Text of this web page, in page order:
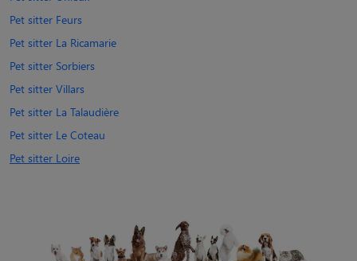
Pet sitter Feurs
Pet sitter La Ricamarie
Pet sitter Sorbiers
Pet sitter Villars
Pet sitter La Talaudière
Pet sitter Le Coteau
Pet sitter Loire